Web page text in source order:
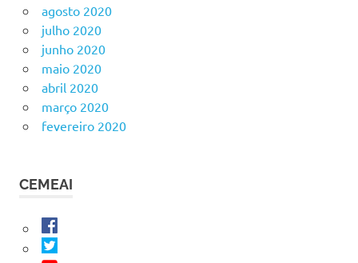
agosto 2020
julho 2020
junho 2020
maio 2020
abril 2020
março 2020
fevereiro 2020
CEMEAI